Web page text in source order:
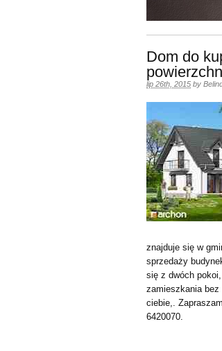
Dom do
lip 26th, 2015 by
znajduje się w
sprzedaży
się z dwóch
zamieszkania
ciebie,.
6420070.